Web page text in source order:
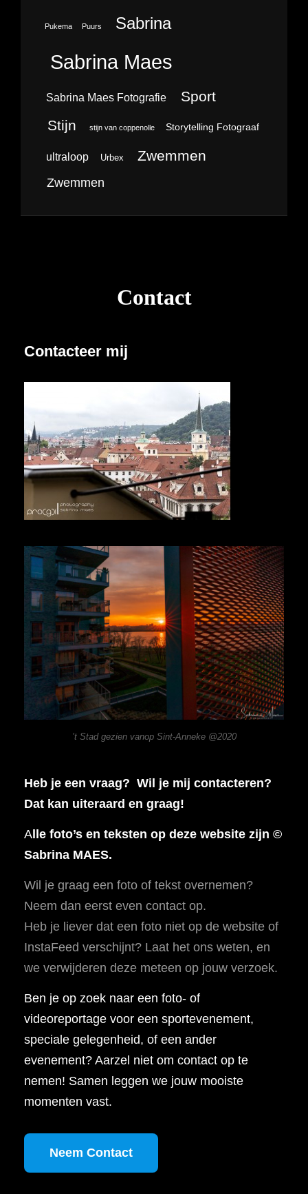
Pukema Puurs Sabrina
Sabrina Maes
Sabrina Maes Fotografie Sport
Stijn stijn van coppenolle Storytelling Fotograaf
ultraloop Urbex Zwemmen
Zwemmen
Contact
Contacteer mij
’t Stad gezien vanop Sint-Anneke @2020
Heb je een vraag? Wil je mij contacteren?
Dat kan uiteraard en graag!
Alle foto’s en teksten op deze website zijn ©
Sabrina MAES.
Wil je graag een foto of tekst overnemen?
Neem dan eerst even contact op.
Heb je liever dat een foto niet op de website of
InstaFeed verschijnt? Laat het ons weten, en
we verwijderen deze meteen op jouw verzoek.
Ben je op zoek naar een foto- of
videoreportage voor een sportevenement,
speciale gelegenheid, of een ander
evenement? Aarzel niet om contact op te
nemen! Samen leggen we jouw mooiste
momenten vast.
Neem Contact